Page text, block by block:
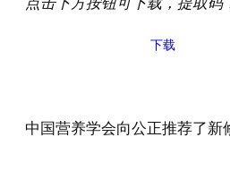
下载
中国营养学会向公正推荐了